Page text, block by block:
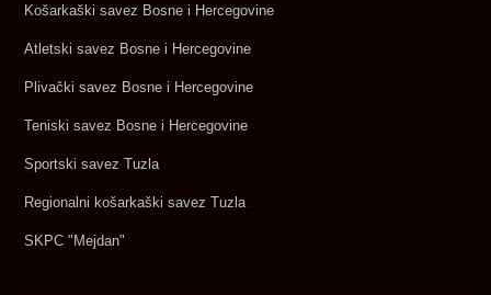
Košarkaški savez Bosne i Hercegovine
Atletski savez Bosne i Hercegovine
Plivački savez Bosne i Hercegovine
Teniski savez Bosne i Hercegovine
Sportski savez Tuzla
Regionalni košarkaški savez Tuzla
SKPC "Mejdan"